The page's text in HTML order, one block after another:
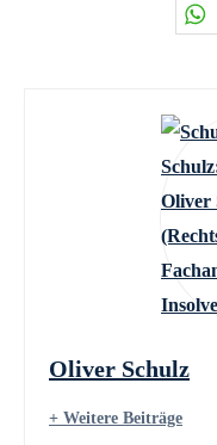
Oliver Schulz
+ Weitere Beiträge